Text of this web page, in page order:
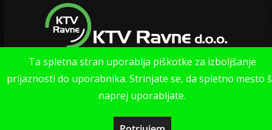
Politika zasebnosti strani
Ta spletna stran uporablja piškotke za izboljšanje
prijaznosti do uporabnika. Strinjate se, da spletno mesto
naprej uporabljate.